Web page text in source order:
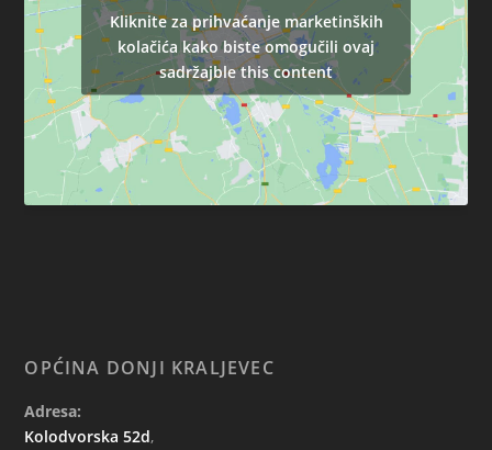
Kliknite za prihvaćanje marketinških
kolačića kako biste omogučili ovaj
sadržajble this content
OPĆINA DONJI KRALJEVEC
Adresa:
Kolodvorska 52d,